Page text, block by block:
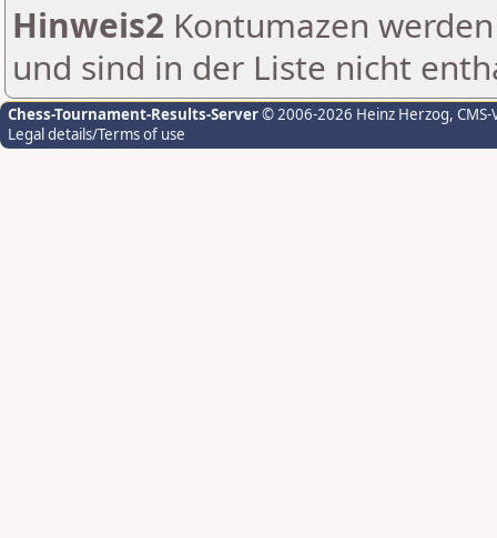
Hinweis2 Kontumazen
und sind in der Liste nicht
Chess-Tournament-Results-Server© 2006-2026 Heinz Herzog,
Legal details/Terms of use